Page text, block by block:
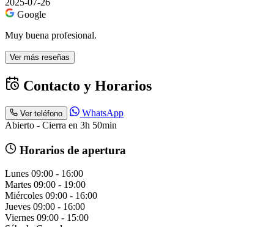
2025-07-26
Google
Muy buena profesional.
Ver más reseñas
Contacto y Horarios
Ver teléfono
WhatsApp
Abierto - Cierra en 3h 50min
Horarios de apertura
Lunes 09:00 - 16:00
Martes 09:00 - 19:00
Miércoles 09:00 - 16:00
Jueves 09:00 - 16:00
Viernes 09:00 - 15:00